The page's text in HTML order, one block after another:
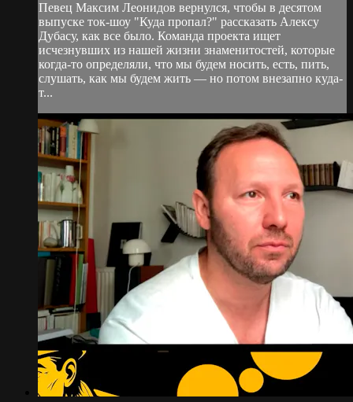
Певец Максим Леонидов вернулся, чтобы в десятом
выпуске ток-шоу "Куда пропал?" рассказать Алексу
Дубасу, как все было. Команда проекта ищет
исчезнувших из нашей жизни знаменитостей, которые
когда-то определяли, что мы будем носить, есть, пить,
слушать, как мы будем жить — но потом внезапно куда-
т...